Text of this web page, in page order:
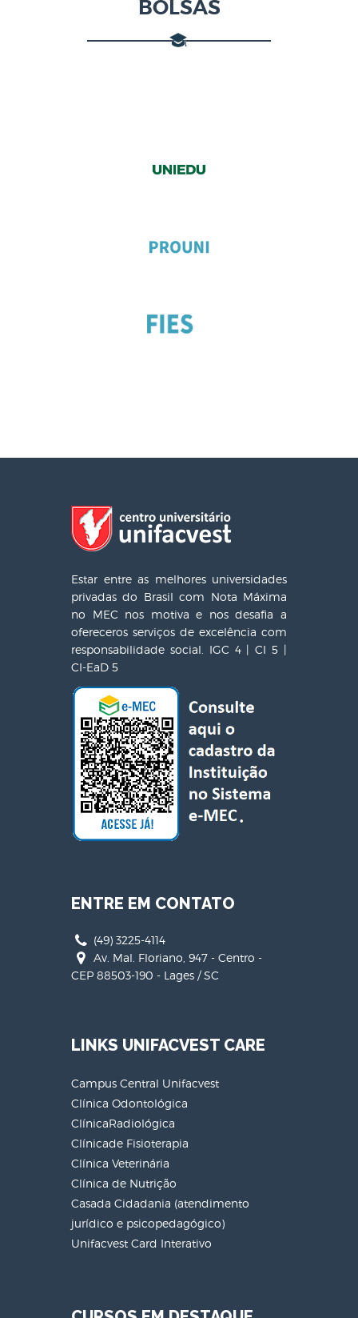
BOLSAS
Estar entre as melhores universidades
privadas do Brasil com Nota Máxima
no MEC nos motiva e nos desafia a
ofereceros serviços de excelência com
responsabilidade social. IGC 4 | CI 5 |
CI-EaD 5
ENTRE EM CONTATO
(49) 3225-4114
Av. Mal. Floriano, 947 - Centro -
CEP 88503-190 - Lages / SC
LINKS UNIFACVEST CARE
Campus Central Unifacvest
Clínica Odontológica
ClínicaRadiológica
Clínicade Fisioterapia
Clínica Veterinária
Clínica de Nutrição
Casada Cidadania (atendimento
jurídico e psicopedagógico)
Unifacvest Card Interativo